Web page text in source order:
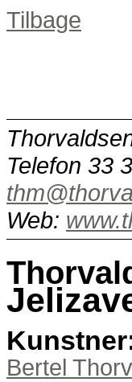
Tilbage
Telefon 33
Web:
Kunstner
Bertel